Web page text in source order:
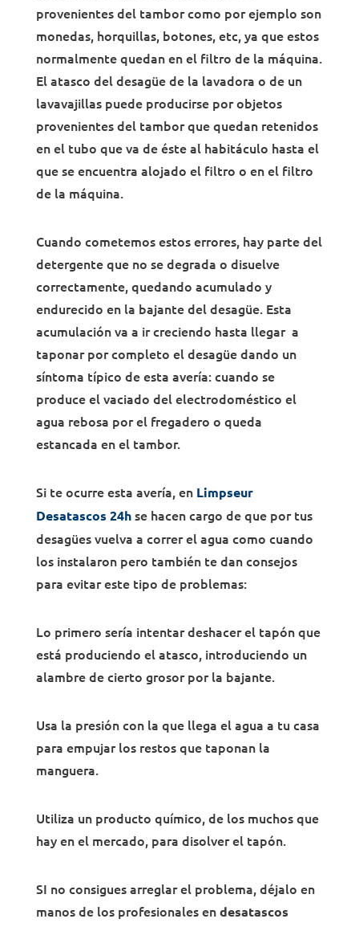
provenientes del tambor como por ejemplo son
monedas, horquillas, botones, etc, ya que estos
normalmente quedan en el filtro de la máquina.
El atasco del desagüe de la lavadora o de un
lavavajillas puede producirse por objetos
provenientes del tambor que quedan retenidos
en el tubo que va de éste al habitáculo hasta el
que se encuentra alojado el filtro o en el filtro
de la máquina.
Cuando cometemos estos errores, hay parte del
detergente que no se degrada o disuelve
correctamente, quedando acumulado y
endurecido en la bajante del desagüe. Esta
acumulación va a ir creciendo hasta llegar a
taponar por completo el desagüe dando un
síntoma típico de esta avería: cuando se
produce el vaciado del electrodoméstico el
agua rebosa por el fregadero o queda
estancada en el tambor.
Si te ocurre esta avería, en Limpseur
Desatascos 24h se hacen cargo de que por tus
desagües vuelva a correr el agua como cuando
los instalaron pero también te dan consejos
para evitar este tipo de problemas:
Lo primero sería intentar deshacer el tapón que
está produciendo el atasco, introduciendo un
alambre de cierto grosor por la bajante.
Usa la presión con la que llega el agua a tu casa
para empujar los restos que taponan la
manguera.
Utiliza un producto químico, de los muchos que
hay en el mercado, para disolver el tapón.
SI no consigues arreglar el problema, déjalo en
manos de los profesionales endesatascos